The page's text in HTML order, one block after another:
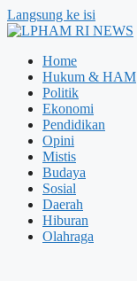
Langsung ke isi
Home
Hukum & HAM
Politik
Ekonomi
Pendidikan
Opini
Mistis
Budaya
Sosial
Daerah
Hiburan
Olahraga